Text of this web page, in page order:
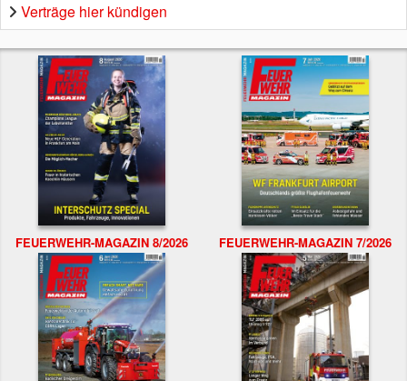
Verträge hier kündigen
FEUERWEHR-MAGAZIN 8/2026 FEUERWEHR-MAGAZIN 7/2026